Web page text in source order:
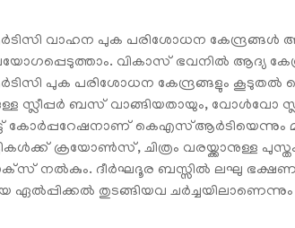
വാഹന പുക പരിശോധന കേന്ദ്രങ്ങൾ
വികാസ് ഭവനിൽ ആദ്യ
പുക പരിശോധന കേന്ദ്രങ്ങളും കൂടുതൽ
സ്ലീപ്പർ ബസ് വാങ്ങിയതായും, വോൾവോ
കോർപ്പറേഷനാണ് കെഎസ്ആർടിയെന്നും
ക്രയോൺസ്, ചിത്രം വരയ്ക്കാനുള്ള
നൽകും. ദീർഘദൂര ബസ്സിൽ ലഘു
ഏൽപ്പിക്കൽ തുടങ്ങിയവ ചർച്ചയിലാണെന്നും